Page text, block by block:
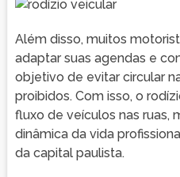
Além disso, muitos
adaptar suas agendas e
objetivo de evitar circular
proibidos. Com isso, o
fluxo de veículos nas ruas,
dinâmica da vida
da capital paulista.